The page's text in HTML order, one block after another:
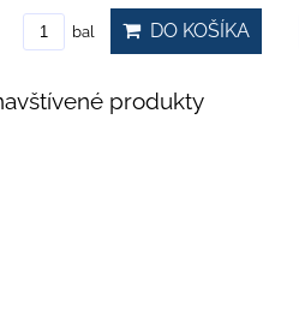
bal DO KOŠÍKA
produkty